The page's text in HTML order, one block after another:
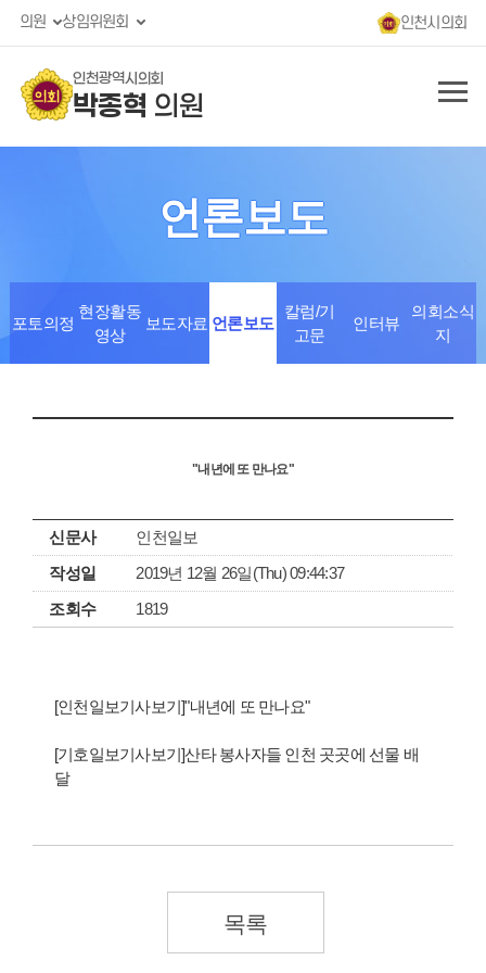
의원 상임위원회 인천시의회
인천광역시의회
박종혁 의원
언론보도
포토의정
현장활동
영상
보도자료 언론보도
칼럼/기
고문
인터뷰
의회소식
지
"내년에 또 만나요"
신문사
인천일보
작성일
2019년 12월 26일(Thu) 09:44:37
조회수
1819
[인천일보기사보기]"내년에 또 만나요"
[기호일보기사보기]산타 봉사자들 인천 곳곳에 선물 배
달
목록